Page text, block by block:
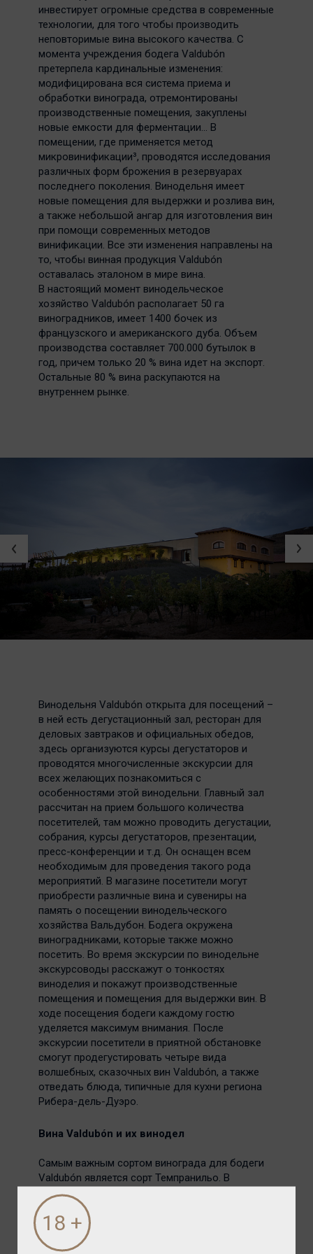
инвестирует огромные средства в современные
технологии, для того чтобы производить
неповторимые вина высокого качества. С
момента учреждения бодега Valdubón
претерпела кардинальные изменения:
модифицирована вся система приема и
обработки винограда, отремонтированы
производственные помещения, закуплены
новые емкости для ферментации… В
помещении, где применяется метод
микровинификации³, проводятся исследования
различных форм брожения в резервуарах
последнего поколения. Винодельня имеет
новые помещения для выдержки и розлива вин,
а также небольшой ангар для изготовления вин
при помощи современных методов
винификации. Все эти изменения направлены на
то, чтобы винная продукция Valdubón
оставалась эталоном в мире вина.
В настоящий момент винодельческое
хозяйство Valdubón располагает 50 га
виноградников, имеет 1400 бочек из
французского и американского дуба. Объем
производства составляет 700.000 бутылок в
год, причем только 20 % вина идет на экспорт.
Остальные 80 % вина раскупаются на
внутреннем рынке.
Винодельня Valdubón открыта для посещений –
в ней есть дегустационный зал, ресторан для
деловых завтраков и официальных обедов,
здесь организуются курсы дегустаторов и
проводятся многочисленные экскурсии для
всех желающих познакомиться с
особенностями этой винодельни. Главный зал
рассчитан на прием большого количества
посетителей, там можно проводить дегустации,
собрания, курсы дегустаторов, презентации,
пресс-конференции и т.д. Он оснащен всем
необходимым для проведения такого рода
мероприятий. В магазине посетители могут
приобрести различные вина и сувениры на
память о посещении винодельческого
хозяйства Вальдубон. Бодега окружена
виноградниками, которые также можно
посетить. Во время экскурсии по винодельне
экскурсоводы расскажут о тонкостях
виноделия и покажут производственные
помещения и помещения для выдержки вин. В
ходе посещения бодеги каждому гостю
уделяется максимум внимания. После
экскурсии посетители в приятной обстановке
смогут продегустировать четыре вида
волшебных, сказочных вин Valdubón, а также
отведать блюда, типичные для кухни региона
Рибера-дель-Дуэро.
Вина Valdubón и их винодел
Самым важным сортом винограда для бодеги
Valdubón является сорт Темпранильо. В
винодельческом хозяйстве производятся как
молодые вина с фруктовым вкусом, так и
выдержанные, сложные, структурированные
вина. Вина бодеги Valdubón характеризуются
красивым цветом, хорошей плотностью,